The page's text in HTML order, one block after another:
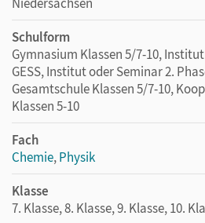
Schulform
Gymnasium Klassen 5/7-10,
GESS, Institut oder Seminar 2.
Gesamtschule Klassen 5/7-10,
Klassen 5-10
Fach
Chemie,Physik
Klasse
7. Klasse, 8. Klasse, 9. Klasse, 10.